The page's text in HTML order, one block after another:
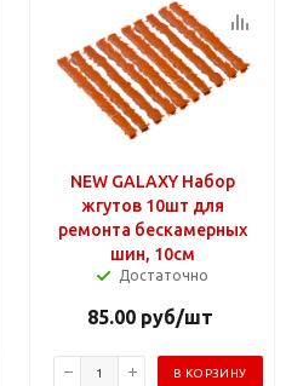
NEW GALAXY Набор
жгутов 10шт для
ремонта бескамерных
шин, 10см
Достаточно
85.00 руб/шт
В КОРЗИНУ